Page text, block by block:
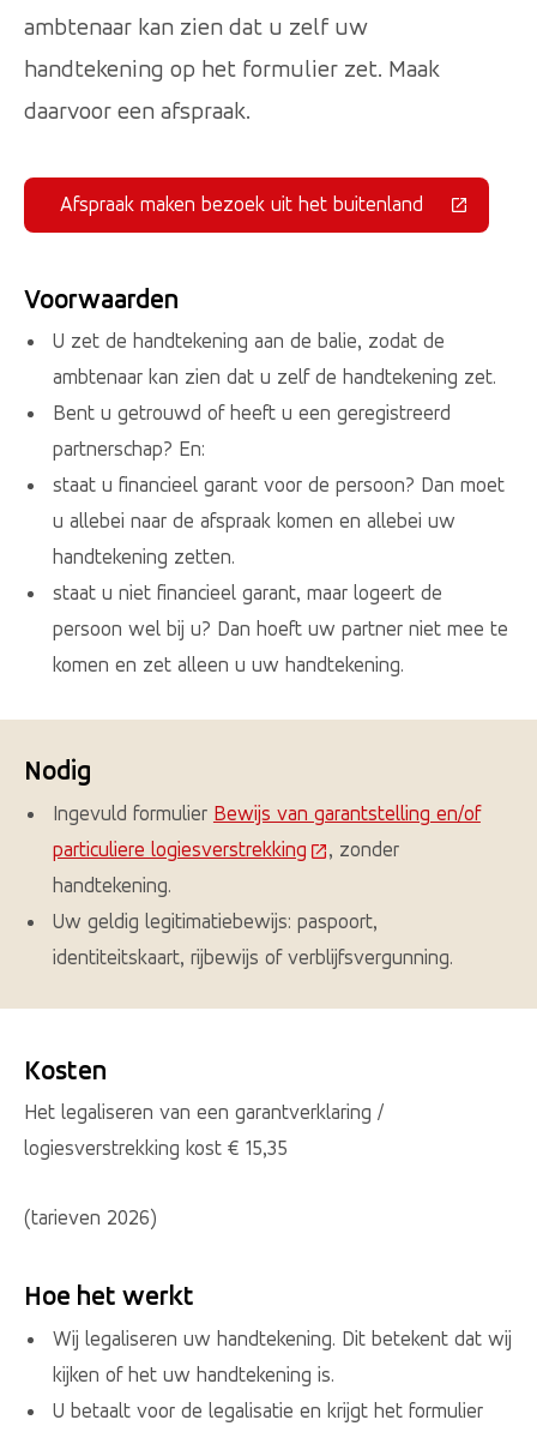
ambtenaar kan zien dat u zelf uw
handtekening op het formulier zet. Maak
daarvoor een afspraak.
Afspraak maken bezoek uit het buitenland
(Deze link gaat naar een externe
Voorwaarden
U zet de handtekening aan de balie, zodat de
ambtenaar kan zien dat u zelf de handtekening zet.
Bent u getrouwd of heeft u een geregistreerd
partnerschap? En:
staat u financieel garant voor de persoon? Dan moet
u allebei naar de afspraak komen en allebei uw
handtekening zetten.
staat u niet financieel garant, maar logeert de
persoon wel bij u? Dan hoeft uw partner niet mee te
komen en zet alleen u uw handtekening.
Nodig
Ingevuld formulier Bewijs van garantstelling en/of
particuliere logiesverstrekking (Deze link gaat naar een
, zonder
handtekening.
Uw geldig legitimatiebewijs: paspoort,
identiteitskaart, rijbewijs of verblijfsvergunning.
Kosten
Het legaliseren van een garantverklaring /
logiesverstrekking kost € 15,35
(tarieven 2026)
Hoe het werkt
Wij legaliseren uw handtekening. Dit betekent dat wij
kijken of het uw handtekening is.
U betaalt voor de legalisatie en krijgt het formulier